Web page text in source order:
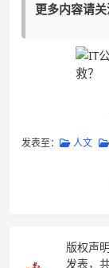
更多内容请
发表至： 人文
版权声明
发表，